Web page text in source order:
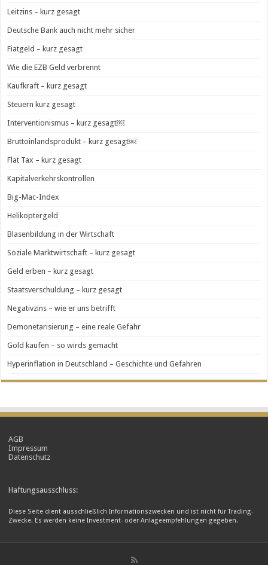
Leitzins – kurz gesagt
Deutsche Bank auch nicht mehr sicher
Fiatgeld – kurz gesagt
Wie die EZB Geld verbrennt
Kaufkraft – kurz gesagt
Steuern kurz gesagt
Interventionismus – kurz gesagt￼
Bruttoinlandsprodukt – kurz gesagt￼
Flat Tax – kurz gesagt
Kapitalverkehrskontrollen
Big-Mac-Index
Helikoptergeld
Blasenbildung in der Wirtschaft
Soziale Marktwirtschaft – kurz gesagt
Geld erben – kurz gesagt
Staatsverschuldung – kurz gesagt
Negativzins – wie er uns betrifft
Demonetarisierung – eine reale Gefahr
Gold kaufen – so wirds gemacht
Hyperinflation in Deutschland – Geschichte und Gefahren
AGB
Impressum
Datenschutz
Haftungsausschluss:
Diese Seite dient ausschließlich Informationszwecken und ist nicht für Trading-
Zwecke. Es werden keine Investment- oder Anlageempfehlungen gegeben.